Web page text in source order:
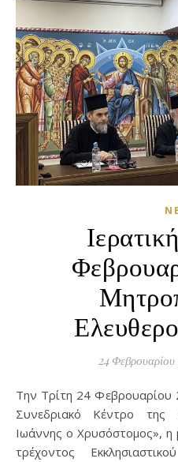
24
Την Τρίτη 24 Φεβρουαρίου 2026 πραγματοποιήθηκε στο
Συνεδριακό Κέντρο της
Ιωάννης ο Χρυσόστομος», η
τρέχοντος